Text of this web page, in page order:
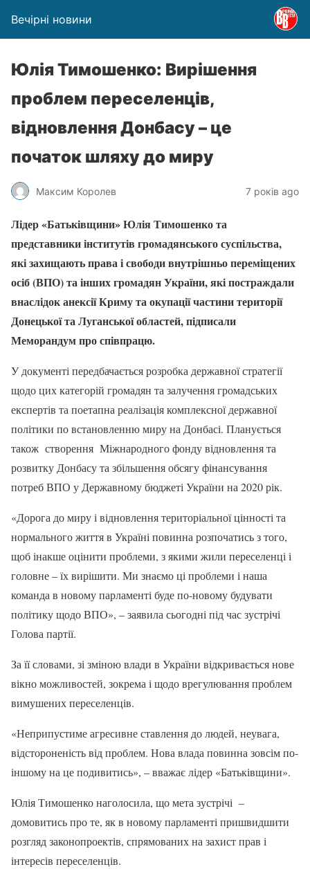
Вечірні новини
Юлія Тимошенко: Вирішення
проблем переселенців,
відновлення Донбасу – це
початок шляху до миру
Максим Королев 7 років ago
Лідер «Батьківщини» Юлія Тимошенко та
представники інститутів громадянського суспільства,
які захищають права і свободи внутрішньо переміщених
осіб (ВПО) та інших громадян України, які постраждали
внаслідок анексії Криму та окупації частини території
Донецької та Луганської областей, підписали
Меморандум про співпрацю.
У документі передбачається розробка державної стратегії
щодо цих категорій громадян та залучення громадських
експертів та поетапна реалізація комплексної державної
політики по встановленню миру на Донбасі. Планується
також створення Міжнародного фонду відновлення та
розвитку Донбасу та збільшення обсягу фінансування
потреб ВПО у Державному бюджеті України на 2020 рік.
«Дорога до миру і відновлення територіальної цінності та
нормального життя в Україні повинна розпочатись з того,
щоб інакше оцінити проблеми, з якими жили переселенці і
головне – їх вирішити. Ми знаємо ці проблеми і наша
команда в новому парламенті буде по-новому будувати
політику щодо ВПО», – заявила сьогодні під час зустрічі
Голова партії.
За її словами, зі зміною влади в України відкривається нове
вікно можливостей, зокрема і щодо врегулювання проблем
вимушених переселенців.
«Неприпустиме агресивне ставлення до людей, неувага,
відстороненість від проблем. Нова влада повинна зовсім по-
іншому на це подивитись», – вважає лідер «Батьківщини».
Юлія Тимошенко наголосила, що мета зустрічі –
домовитись про те, як в новому парламенті пришвидшити
розгляд законопроектів, спрямованих на захист прав і
інтересів переселенців.